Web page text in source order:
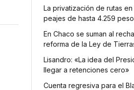
La privatización de rutas
peajes de hasta 4.259
En Chaco se suman al
reforma de la Ley de
Lisandro: «La idea del
llegar a retenciones cero»
Cuenta regresiva para el